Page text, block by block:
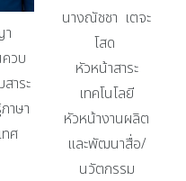
วบ
าระ
าษา
ทศ
นางณัชชา เตจะ
โสด
หัวหน้าสาระ
เทคโนโลยี
หัวหน้างานผลิต
และพัฒนาสื่อ/
นวัตกรรม